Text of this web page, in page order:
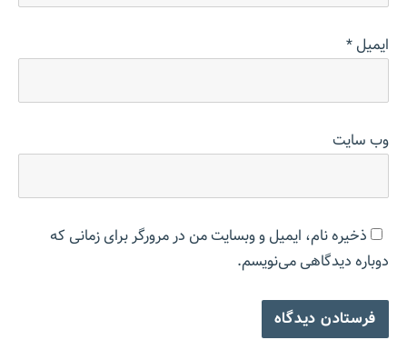
ایمیل*
وب‌ سایت
ذخیره نام، ایمیل و وبسایت من در مرورگر برای زمانی که
دوباره دیدگاهی می‌نویسم.